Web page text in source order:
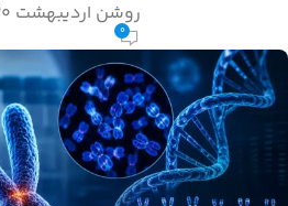
روشن اردیبهشت 30, 1405
0